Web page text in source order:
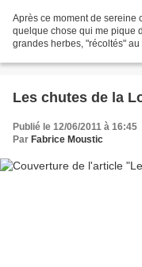
Après ce moment de sereine
quelque chose qui me pique
grandes herbes, "récoltés"
Les chutes de la
Publié le 12/06/2011 à 16:45
Par Fabrice Moustic